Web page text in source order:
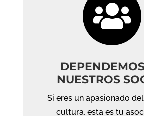

NUESTROS
Si eres un apasionado
cultura, esta es tu